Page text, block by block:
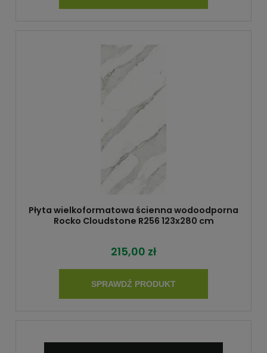
Płyta wielkoformatowa ścienna wodoodporna
Rocko Cloudstone R256 123x280 cm
215,00 zł
SPRAWDŹ PRODUKT